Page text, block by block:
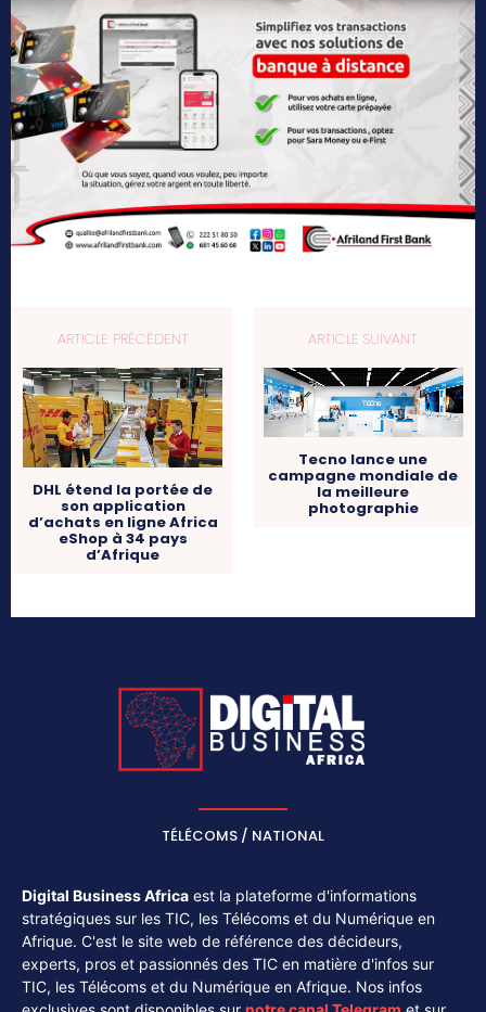
ARTICLE PRÉCÉDENT
DHL étend la portée de
son application
d’achats en ligne Africa
eShop à 34 pays
d’Afrique
ARTICLE SUIVANT
Tecno lance une
campagne mondiale de
la meilleure
photographie
TÉLÉCOMS / NATIONAL
Digital Business Africa est la plateforme d'informations
stratégiques sur les TIC, les Télécoms et du Numérique en
Afrique. C'est le site web de référence des décideurs,
experts, pros et passionnés des TIC en matière d'infos sur
TIC, les Télécoms et du Numérique en Afrique. Nos infos